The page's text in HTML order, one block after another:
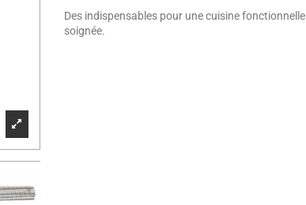
Des indispensables pour une cuisine
soignée.